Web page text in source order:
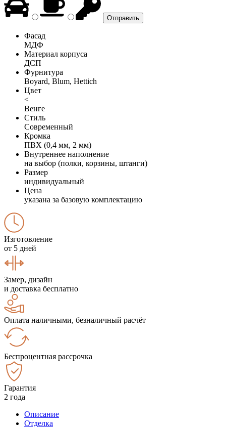
Фасад
МДФ
Материал корпуса
ДСП
Фурнитура
Boyard, Blum, Hettich
Цвет
<
Венге
Стиль
Современный
Кромка
ПВХ (0,4 мм, 2 мм)
Внутреннее наполнение
на выбор (полки, корзины, штанги)
Размер
индивидуальный
Цена
указана за базовую комплектацию
Изготовление
от 5 дней
Замер, дизайн
и доставка бесплатно
Оплата наличными, безналичный расчёт
Беспроцентная рассрочка
Гарантия
2 года
Описание
Отделка